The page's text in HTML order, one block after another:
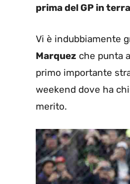
prima del GP in
Vi è indubbiamente
Marquez che punta
primo importante
weekend dove ha
merito.